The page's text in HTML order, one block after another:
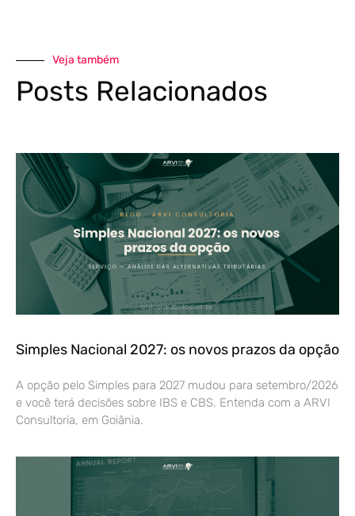
Veja também
Posts Relacionados
Simples Nacional 2027: os novos prazos da opção
A opção pelo Simples para 2027 mudou para setembro/2026
e você terá decisões sobre IBS e CBS. Entenda com a ARVI
Consultoria, em Goiânia.